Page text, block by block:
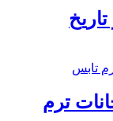
ترم